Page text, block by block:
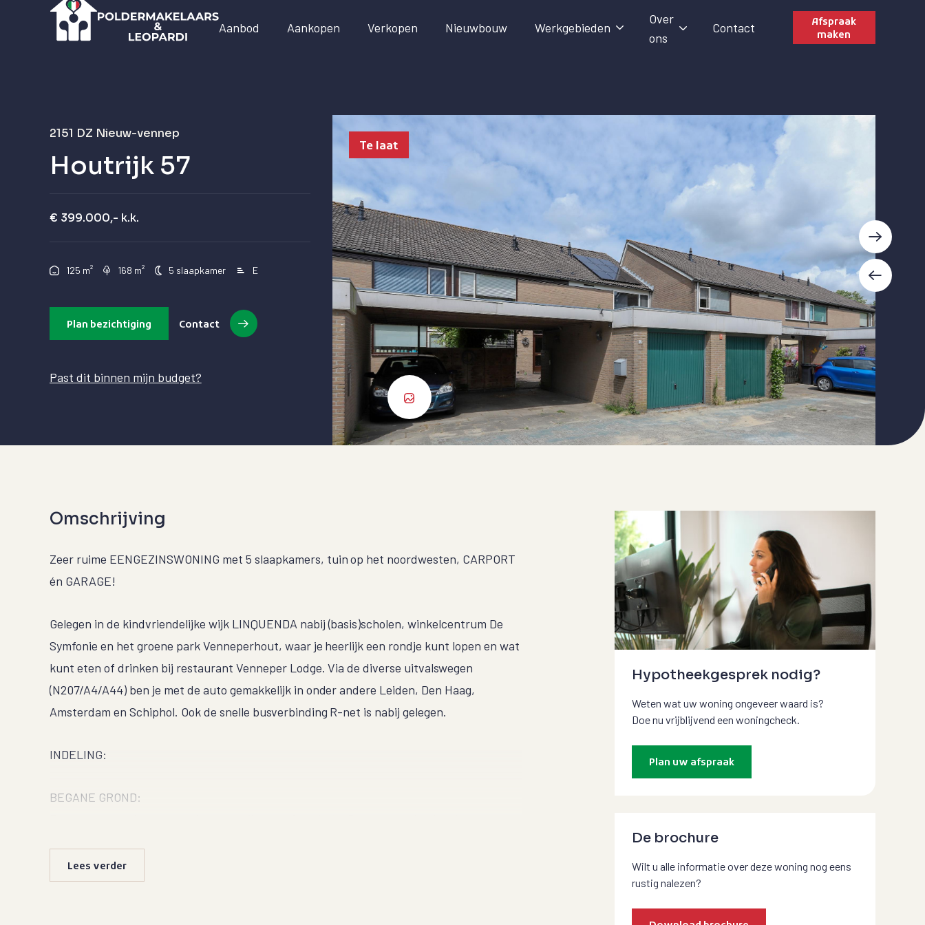
Aanbod Aankopen Verkopen Nieuwbouw Werkgebieden
Over
ons
Contact
Afspraak
maken
2151 DZ Nieuw-vennep
Houtrijk 57
€ 399.000,- k.k.
125 m² 168 m² 5 slaapkamer E
Plan bezichtiging Contact
Past dit binnen mijn budget?
Te laat
Omschrijving
Zeer ruime EENGEZINSWONING met 5 slaapkamers, tuin op het noordwesten, CARPORT
én GARAGE!
Gelegen in de kindvriendelijke wijk LINQUENDA nabij (basis)scholen, winkelcentrum De
Symfonie en het groene park Venneperhout, waar je heerlijk een rondje kunt lopen en wat
kunt eten of drinken bij restaurant Venneper Lodge. Via de diverse uitvalswegen
(N207/A4/A44) ben je met de auto gemakkelijk in onder andere Leiden, Den Haag,
Amsterdam en Schiphol. Ook de snelle busverbinding R-net is nabij gelegen.
INDELING:
BEGANE GROND:
afzuigkap, koelkast, vriezer, Quooker en vaatwasser. Verder beschikt de keuken over een
barretje met barkrukken en voldoende kastruimte. De schuifpui brengt je in de op het
Lees verder
Hypotheekgesprek nodig?
Weten wat uw woning ongeveer waard is?
Doe nu vrijblijvend een woningcheck.
Plan uw afspraak
De brochure
Wilt u alle informatie over deze woning nog eens
rustig nalezen?